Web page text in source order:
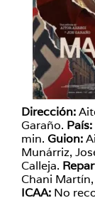
Dirección:
Garaño. País:
min. Guion:
Munárriz,
Calleja.
Chani
ICAA: No